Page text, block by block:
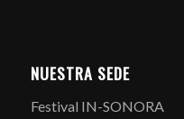
NUESTRA SEDE
Festival IN-SONORA